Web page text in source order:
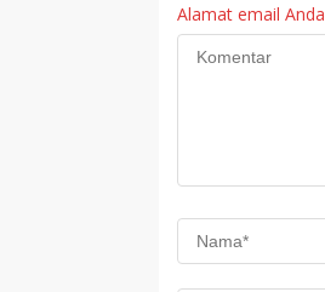
Alamat email